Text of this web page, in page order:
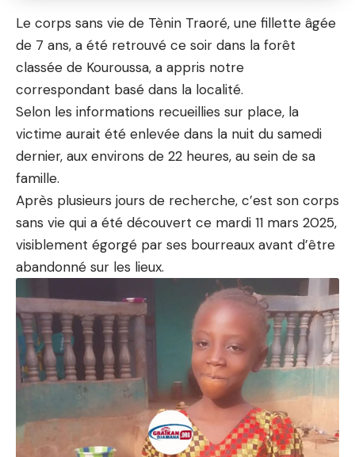
Le corps sans vie de Tènin Traoré, une fillette âgée
de 7 ans, a été retrouvé ce soir dans la forêt
classée de Kouroussa, a appris notre
correspondant basé dans la localité.
Selon les informations recueillies sur place, la
victime aurait été enlevée dans la nuit du samedi
dernier, aux environs de 22 heures, au sein de sa
famille.
Après plusieurs jours de recherche, c’est son corps
sans vie qui a été découvert ce mardi 11 mars 2025,
visiblement égorgé par ses bourreaux avant d’être
abandonné sur les lieux.